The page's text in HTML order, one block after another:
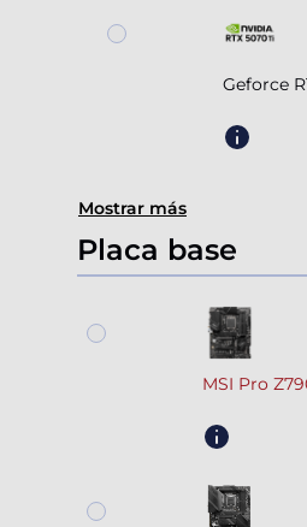
Geforce
Mostrar más
Placa base
MSI Pro